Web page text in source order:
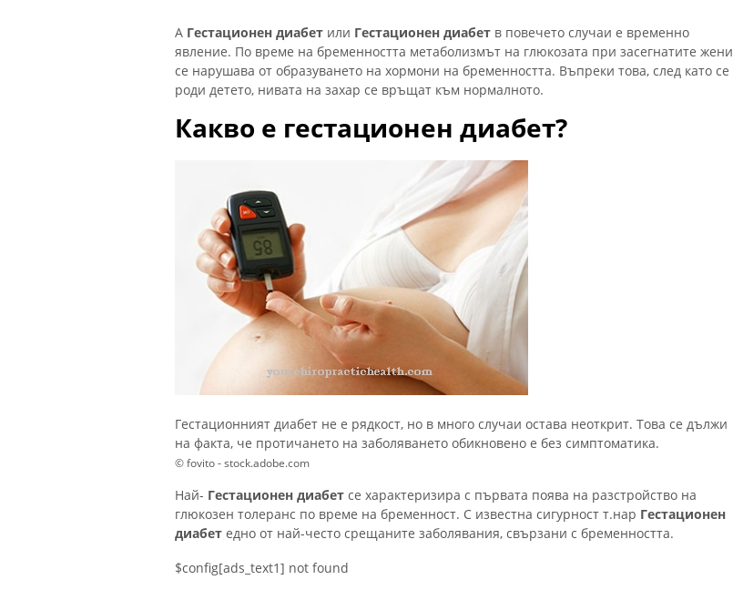
А Гестационен диабет или Гестационен диабет в повечето случаи е временно
явление. По време на бременността метаболизмът на глюкозата при засегнатите жени
се нарушава от образуването на хормони на бременността. Въпреки това, след като се
роди детето, нивата на захар се връщат към нормалното.
Какво е гестационен диабет?
Гестационният диабет не е рядкост, но в много случаи остава неоткрит. Това се дължи
на факта, че протичането на заболяването обикновено е без симптоматика.
© fovito - stock.adobe.com
Най- Гестационен диабет се характеризира с първата поява на разстройство на
глюкозен толеранс по време на бременност. С известна сигурност т.нар Гестационен
диабет едно от най-често срещаните заболявания, свързани с бременността.
$config[ads_text1] not found